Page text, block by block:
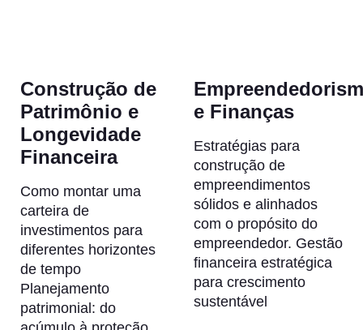
Construção de
Patrimônio e
Longevidade
Financeira
Como montar uma
carteira de
investimentos para
diferentes horizontes
de tempo
Planejamento
patrimonial: do
e Finanças
Estratégias para
construção de
empreendimentos
sólidos e alinhados
com o propósito do
empreendedor. Gestão
financeira estratégica
para crescimento
sustentável